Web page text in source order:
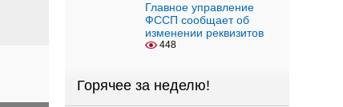
Главное управление
ФССП сообщает об
изменении реквизитов
448
Горячее за неделю!